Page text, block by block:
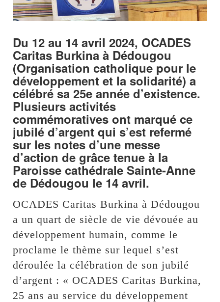
Du 12 au 14 avril 2024, OCADES
Caritas Burkina à Dédougou
(Organisation catholique pour le
développement et la solidarité) a
célébré sa 25e année d’existence.
Plusieurs activités
commémoratives ont marqué ce
jubilé d’argent qui s’est refermé
sur les notes d’une messe
d’action de grâce tenue à la
Paroisse cathédrale Sainte-Anne
de Dédougou le 14 avril.
OCADES Caritas Burkina à Dédougou
a un quart de siècle de vie dévouée au
développement humain, comme le
proclame le thème sur lequel s’est
déroulée la célébration de son jubilé
d’argent : « OCADES Caritas Burkina,
25 ans au service du développement